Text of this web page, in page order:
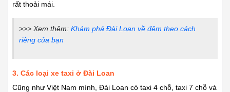
rất thoải mái.
>>> Xem thêm: Khám phá Đài Loan về đêm theo cách
riêng của bạn
3. Các loại xe taxi ở Đài Loan
Cũng như Việt Nam mình, Đài Loan có taxi 4 chỗ, taxi 7 chỗ và